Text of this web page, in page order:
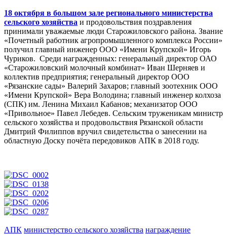
18 октября в большом зале регионального министерства
сельского хозяйства и продовольствия поздравления
принимали уважаемые люди Старожиловского района. Звание
«Почетный работник агропромышленного комплекса России»
получил главный инженер ООО «Имени Крупской» Игорь
Чуриков. Среди награжденных: генеральный директор ОАО
«Старожиловский молочный комбинат» Иван Шерняев и
коллектив предприятия; генеральный директор ООО
«Рязанские сады» Валерий Захаров; главный зоотехник ООО
«Имени Крупской» Вера Володина; главный инженер колхоза
(СПК) им. Ленина Михаил Кабанов; механизатор ООО
«Привольное» Павел Лебедев. Сельским труженикам министр
сельского хозяйства и продовольствия Рязанской области
Дмитрий Филиппов вручил свидетельства о занесении на
областную Доску почёта передовиков АПК в 2018 году.
АПК министерство сельского хозяйства награждение